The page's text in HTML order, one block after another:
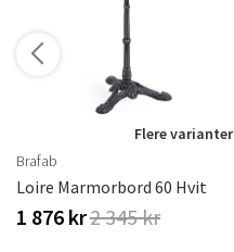
Flere varianter
Brafab
Loire Marmorbord 60 Hvit
1 876 kr2 345 kr